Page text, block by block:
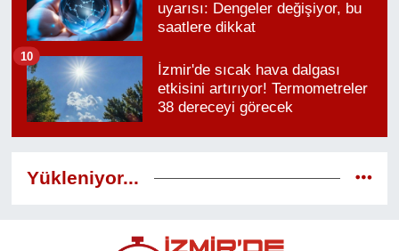
uyarısı: Dengeler değişiyor, bu
saatlere dikkat
İzmir'de sıcak hava dalgası
etkisini artırıyor! Termometreler
38 dereceyi görecek
10
Yükleniyor...